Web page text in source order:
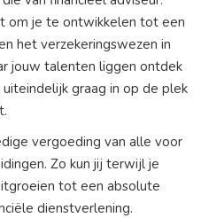
om je te ontwikkelen tot een
het verzekeringswezen in
jouw talenten liggen ontdek
graag in op de plek
vergoeding van alle voor
Zo kun jij terwijl je
tot een absolute
dienstverlening.